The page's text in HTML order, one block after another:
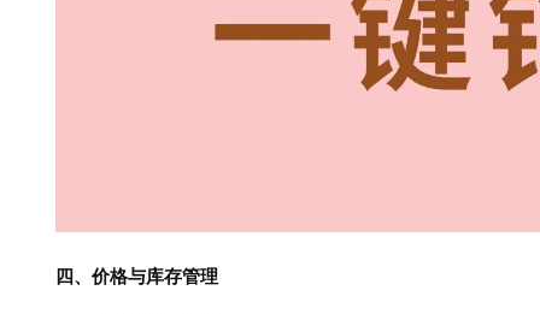
四、价格与库存管理